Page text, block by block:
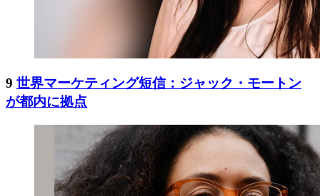
9 世界マーケティング短信：ジャック・モートン
が都内に拠点